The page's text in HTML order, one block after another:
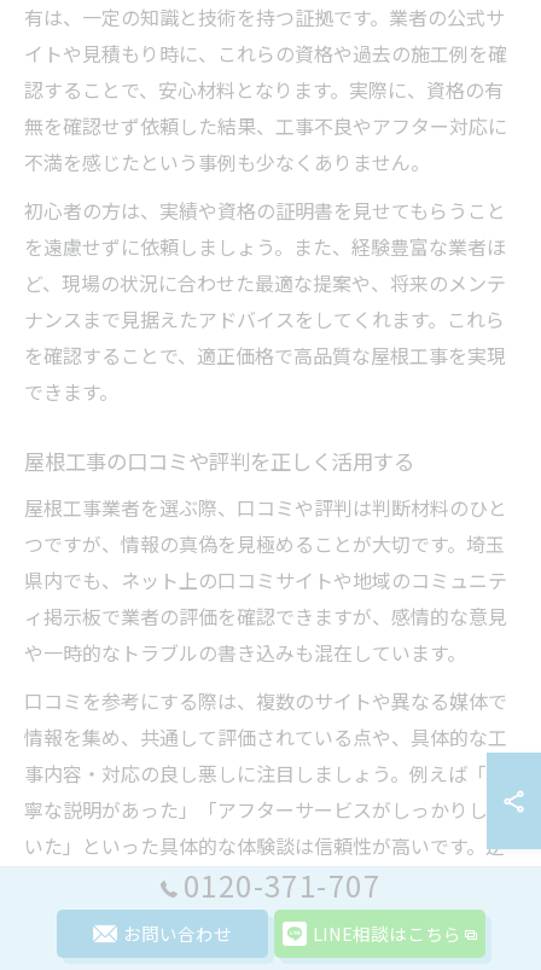
有は、一定の知識と技術を持つ証拠です。業者の公式サ
イトや見積もり時に、これらの資格や過去の施工例を確
認することで、安心材料となります。実際に、資格の有
無を確認せず依頼した結果、工事不良やアフター対応に
不満を感じたという事例も少なくありません。
初心者の方は、実績や資格の証明書を見せてもらうこと
を遠慮せずに依頼しましょう。また、経験豊富な業者ほ
ど、現場の状況に合わせた最適な提案や、将来のメンテ
ナンスまで見据えたアドバイスをしてくれます。これら
を確認することで、適正価格で高品質な屋根工事を実現
できます。
屋根工事の口コミや評判を正しく活用する
屋根工事業者を選ぶ際、口コミや評判は判断材料のひと
つですが、情報の真偽を見極めることが大切です。埼玉
県内でも、ネット上の口コミサイトや地域のコミュニテ
ィ掲示板で業者の評価を確認できますが、感情的な意見
や一時的なトラブルの書き込みも混在しています。
口コミを参考にする際は、複数のサイトや異なる媒体で
情報を集め、共通して評価されている点や、具体的な工
事内容・対応の良し悪しに注目しましょう。例えば「丁
寧な説明があった」「アフターサービスがしっかりして
いた」といった具体的な体験談は信頼性が高いです。逆
に、根拠のない極端な評価や同じ内容の繰り返しは、参
考程度にとどめましょう。
0120-371-707
お問い合わせ LINE相談はこちら